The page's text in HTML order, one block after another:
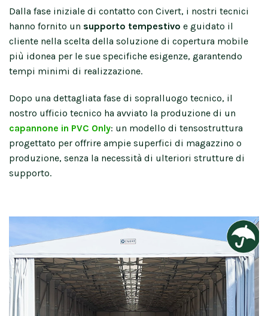
Dalla fase iniziale di contatto con Civert, i nostri tecnici
hanno fornito un supporto tempestivo e guidato il
cliente nella scelta della soluzione di copertura mobile
più idonea per le sue specifiche esigenze, garantendo
tempi minimi di realizzazione.
Dopo una dettagliata fase di sopralluogo tecnico, il
nostro ufficio tecnico ha avviato la produzione di un
capannone in PVC Only: un modello di tensostruttura
progettato per offrire ampie superfici di magazzino o
produzione, senza la necessità di ulteriori strutture di
supporto.